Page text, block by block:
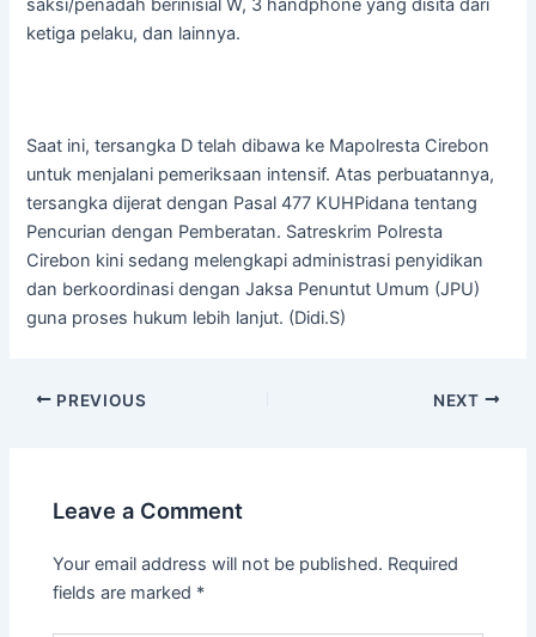
saksi/penadah berinisial W, 3 handphone yang disita dari
ketiga pelaku, dan lainnya.
Saat ini, tersangka D telah dibawa ke Mapolresta Cirebon
untuk menjalani pemeriksaan intensif. Atas perbuatannya,
tersangka dijerat dengan Pasal 477 KUHPidana tentang
Pencurian dengan Pemberatan. Satreskrim Polresta
Cirebon kini sedang melengkapi administrasi penyidikan
dan berkoordinasi dengan Jaksa Penuntut Umum (JPU)
guna proses hukum lebih lanjut. (Didi.S)
PREVIOUS NEXT
Leave a Comment
Your email address will not be published. Required
fields are marked *